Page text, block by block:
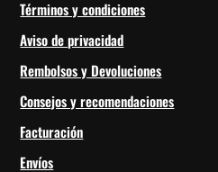
Términos y condiciones
Aviso de privacidad
Rembolsos y Devoluciones
Consejos y recomendaciones
Facturación
Envíos